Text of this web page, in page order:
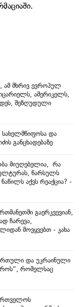
ამ მხრივ ევროპულ
ამერიკელს,
შეზღუდული
სახელმწიფოსა და
განცხადებაზე
მიუღებელია, რა
წარსულს
აქვს რეაქცია? -
გაერკვევიან,
ჩარევა,
მოვყვებთ - კახა
და უკრაინული
რომელსაც